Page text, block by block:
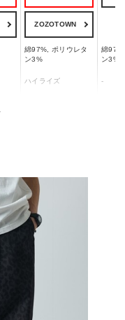
ZOZOTOWN
綿97%, ポリウレタ
ン3%
綿
ン3%
ハイライズ -